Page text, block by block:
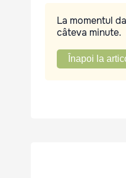
La momentul
câteva minute.
Înapoi la